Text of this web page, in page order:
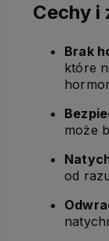
Cechy i
Brak
które
może
od